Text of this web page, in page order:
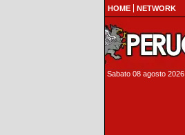
HOME NETWORK
Sabato 08 agosto 2026